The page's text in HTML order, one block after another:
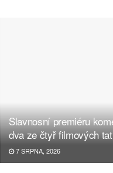
Slavnosní premiéru
dva ze čtyř filmových
7 SRPNA, 2026